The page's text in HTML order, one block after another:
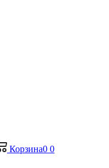
Корзина0 0